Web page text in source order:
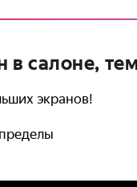
в салоне,
экранов!